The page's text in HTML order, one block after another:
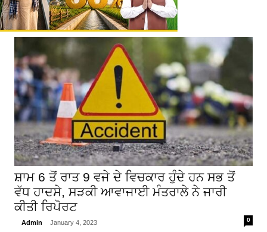
ਸ਼ਾਮ 6 ਤੋਂ ਰਾਤ 9 ਵਜੇ ਦੇ ਵਿਚਕਾਰ ਹੁੰਦੇ ਹਨ ਸਭ ਤੋਂ
ਵੱਧ ਹਾਦਸੇ, ਸੜਕੀ ਆਵਾਜਾਈ ਮੰਤਰਾਲੇ ਨੇ ਜਾਰੀ
ਕੀਤੀ ਰਿਪੋਰਟ
Admin January 4, 2023 0